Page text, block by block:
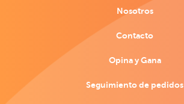
Nosotros
Contacto
Opina y Gana
Seguimiento de pedidos